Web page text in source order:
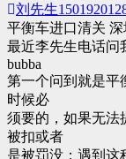
刘先生
平衡车进口清关
最近李先生电话问
bubba
第一个问到就是平
时候必
须要的，如果无法
被扣或者
是被罚没；遇到这